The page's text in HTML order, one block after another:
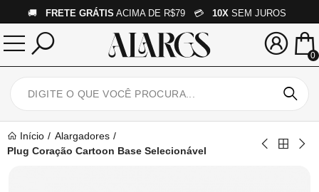
🚚 FRETE GRÁTIS ACIMA DE R$79 💳 10X SEM JUROS
0
Início
Alargadores
Plug Coração Cartoon Base Selecionável